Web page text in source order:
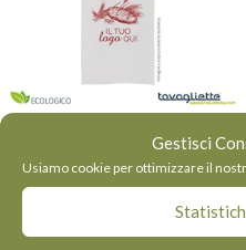
Gestisci
Usiamo cookie per ottimizzare il
Buste porta pane
personalizzate 14×28
cm – bianche